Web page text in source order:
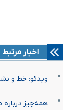
اخبار مرتبط
ویدئو: خط و
همه‌چیز درباره